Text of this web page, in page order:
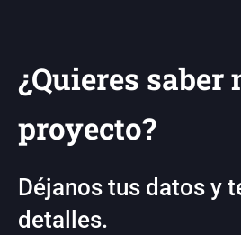
¿Quieres saber
proyecto?
Déjanos tus datos y
detalles.